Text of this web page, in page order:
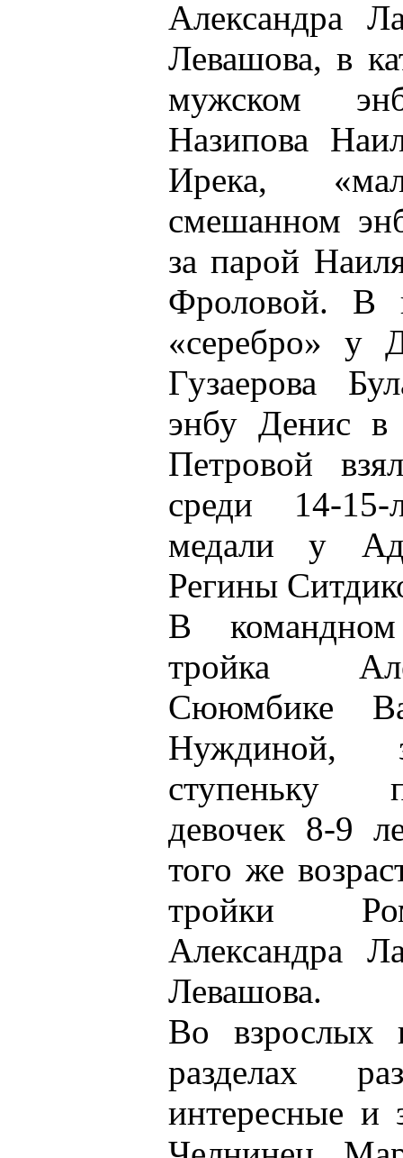
Александра
Левашова, в
мужском
Назипова
Ирека,
смешанном
за парой
Фроловой. В
«серебро» у
Гузаерова
энбу Денис в
Петровой
среди 14-15-
медали у
Регины
В командном
тройка
Сююмбике
Нуждиной,
ступеньку
девочек 8-9
того же
тройки
Александра
Левашова.
Во взрослых
разделах
интересные и